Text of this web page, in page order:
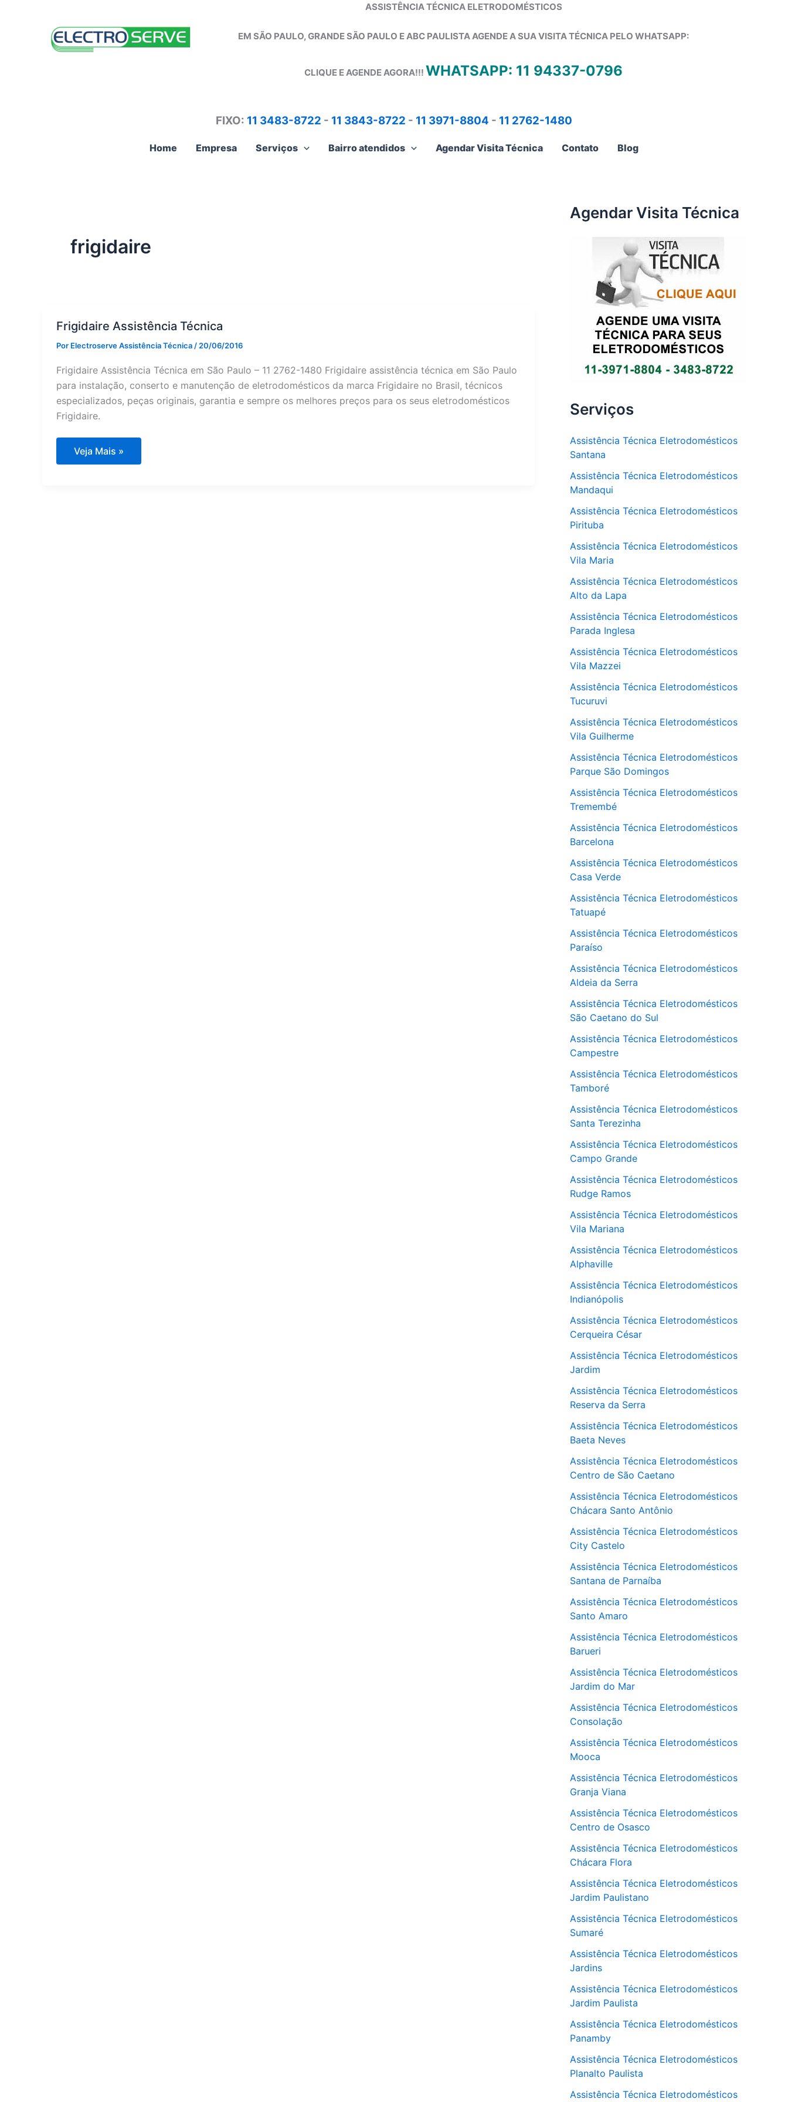
ASSISTÊNCIA TÉCNICA ELETRODOMÉSTICOS
EM SÃO PAULO, GRANDE SÃO PAULO E ABC PAULISTAAGENDE A SUA VISITA TÉCNICA PELO WHATSAPP:
CLIQUE E AGENDE AGORA!!! WHATSAPP: 11 94337-0796
FIXO: 11 3483-8722 - 11 3843-8722 - 11 3971-8804 - 11 2762-1480
Home Empresa Serviços Bairro atendidos Agendar Visita Técnica Contato Blog
frigidaire
Frigidaire Assistência Técnica
Por Electroserve Assistência Técnica / 20/06/2016
Frigidaire Assistência Técnica em São Paulo – 11 2762-1480 Frigidaire assistência técnica em São Paulo
para instalação, conserto e manutenção de eletrodomésticos da marca Frigidaire no Brasil, técnicos
especializados, peças originais, garantia e sempre os melhores preços para os seus eletrodomésticos
Frigidaire.
Frigidaire
Assistência
Veja Mais »
Agendar Visita Técnica
Serviços
Assistência Técnica Eletrodomésticos
Santana
Assistência Técnica Eletrodomésticos
Mandaqui
Assistência Técnica Eletrodomésticos
Pirituba
Assistência Técnica Eletrodomésticos
Vila Maria
Assistência Técnica Eletrodomésticos
Alto da Lapa
Assistência Técnica Eletrodomésticos
Parada Inglesa
Assistência Técnica Eletrodomésticos
Vila Mazzei
Assistência Técnica Eletrodomésticos
Tucuruvi
Assistência Técnica Eletrodomésticos
Vila Guilherme
Assistência Técnica Eletrodomésticos
Parque São Domingos
Assistência Técnica Eletrodomésticos
Tremembé
Assistência Técnica Eletrodomésticos
Barcelona
Assistência Técnica Eletrodomésticos
Casa Verde
Assistência Técnica Eletrodomésticos
Tatuapé
Assistência Técnica Eletrodomésticos
Paraíso
Assistência Técnica Eletrodomésticos
Aldeia da Serra
Assistência Técnica Eletrodomésticos
São Caetano do Sul
Assistência Técnica Eletrodomésticos
Campestre
Assistência Técnica Eletrodomésticos
Tamboré
Assistência Técnica Eletrodomésticos
Santa Terezinha
Assistência Técnica Eletrodomésticos
Campo Grande
Assistência Técnica Eletrodomésticos
Rudge Ramos
Assistência Técnica Eletrodomésticos
Vila Mariana
Assistência Técnica Eletrodomésticos
Alphaville
Assistência Técnica Eletrodomésticos
Indianópolis
Assistência Técnica Eletrodomésticos
Cerqueira César
Assistência Técnica Eletrodomésticos
Jardim
Assistência Técnica Eletrodomésticos
Reserva da Serra
Assistência Técnica Eletrodomésticos
Baeta Neves
Assistência Técnica Eletrodomésticos
Centro de São Caetano
Assistência Técnica Eletrodomésticos
Chácara Santo Antônio
Assistência Técnica Eletrodomésticos
City Castelo
Assistência Técnica Eletrodomésticos
Santana de Parnaíba
Assistência Técnica Eletrodomésticos
Santo Amaro
Assistência Técnica Eletrodomésticos
Barueri
Assistência Técnica Eletrodomésticos
Jardim do Mar
Assistência Técnica Eletrodomésticos
Consolação
Assistência Técnica Eletrodomésticos
Mooca
Assistência Técnica Eletrodomésticos
Granja Viana
Assistência Técnica Eletrodomésticos
Centro de Osasco
Assistência Técnica Eletrodomésticos
Chácara Flora
Assistência Técnica Eletrodomésticos
Jardim Paulistano
Assistência Técnica Eletrodomésticos
Sumaré
Assistência Técnica Eletrodomésticos
Jardins
Assistência Técnica Eletrodomésticos
Jardim Paulista
Assistência Técnica Eletrodomésticos
Panamby
Assistência Técnica Eletrodomésticos
Planalto Paulista
Assistência Técnica Eletrodomésticos